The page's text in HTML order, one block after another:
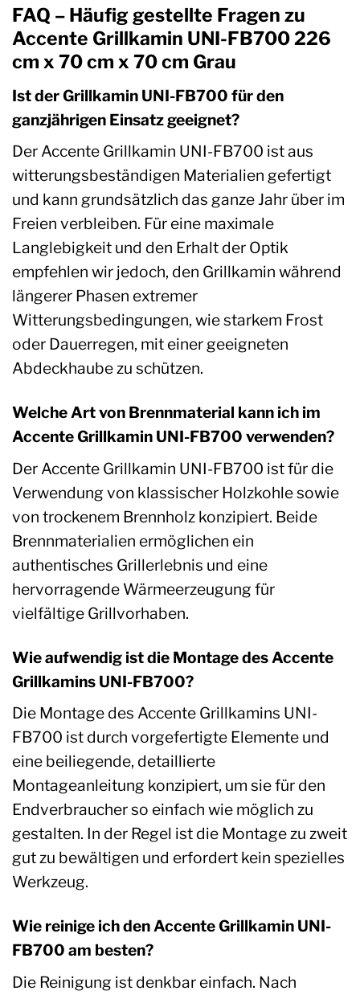
FAQ – Häufig gestellte Fragen zu
Accente Grillkamin UNI-FB700 226
cm x 70 cm x 70 cm Grau
Ist der Grillkamin UNI-FB700 für den
ganzjährigen Einsatz geeignet?
Der Accente Grillkamin UNI-FB700 ist aus
witterungsbeständigen Materialien gefertigt
und kann grundsätzlich das ganze Jahr über im
Freien verbleiben. Für eine maximale
Langlebigkeit und den Erhalt der Optik
empfehlen wir jedoch, den Grillkamin während
längerer Phasen extremer
Witterungsbedingungen, wie starkem Frost
oder Dauerregen, mit einer geeigneten
Abdeckhaube zu schützen.
Welche Art von Brennmaterial kann ich im
Accente Grillkamin UNI-FB700 verwenden?
Der Accente Grillkamin UNI-FB700 ist für die
Verwendung von klassischer Holzkohle sowie
von trockenem Brennholz konzipiert. Beide
Brennmaterialien ermöglichen ein
authentisches Grillerlebnis und eine
hervorragende Wärmeerzeugung für
vielfältige Grillvorhaben.
Wie aufwendig ist die Montage des Accente
Grillkamins UNI-FB700?
Die Montage des Accente Grillkamins UNI-
FB700 ist durch vorgefertigte Elemente und
eine beiliegende, detaillierte
Montageanleitung konzipiert, um sie für den
Endverbraucher so einfach wie möglich zu
gestalten. In der Regel ist die Montage zu zweit
gut zu bewältigen und erfordert kein spezielles
Werkzeug.
Wie reinige ich den Accente Grillkamin UNI-
FB700 am besten?
Die Reinigung ist denkbar einfach. Nach